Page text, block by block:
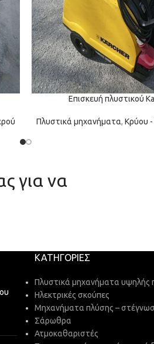
Επισκευή πλυστικού
Πλυστικά μηχανήματα, Κρύου -
για να
ΚΑΤΗΓΟΡΊΕΣ
Πλυστικά μηχανήματα υψηλής
Ηλεκτρικές σκούπες
Μηχανήματα πλύσης –
Σάρωθρα
Ατμοκαθαριστές